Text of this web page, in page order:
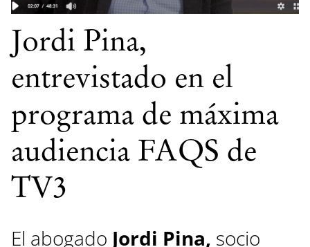
Jordi Pina,
entrevistado en el
programa de máxima
audiencia FAQS de
TV3
El abogado Jordi Pina, socio